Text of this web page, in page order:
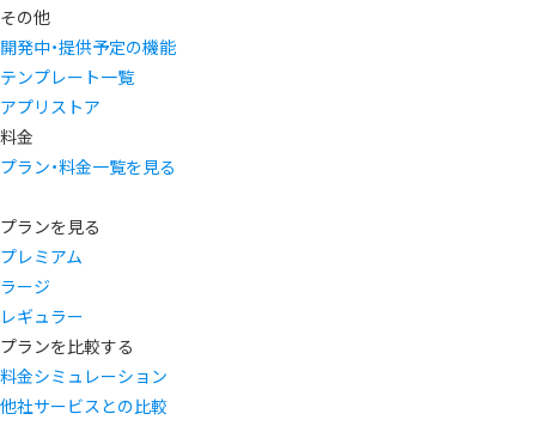
その他
開発中・提供予定の機能
テンプレート一覧
アプリストア
料金
プラン・料金一覧を見る
プランを見る
プレミアム
ラージ
レギュラー
プランを比較する
料金シミュレーション
他社サービスとの比較